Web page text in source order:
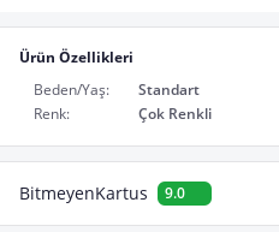
Ürün Özellikleri
Beden/Yaş:
Standart
Renk:
Çok Renkli
BitmeyenKartus 9.0